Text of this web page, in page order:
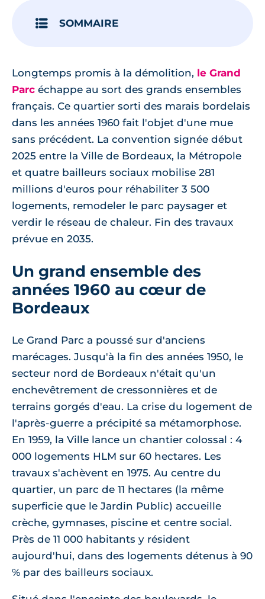
SOMMAIRE
Longtemps promis à la démolition, le Grand
Parc échappe au sort des grands ensembles
français. Ce quartier sorti des marais bordelais
dans les années 1960 fait l'objet d'une mue
sans précédent. La convention signée début
2025 entre la Ville de Bordeaux, la Métropole
et quatre bailleurs sociaux mobilise 281
millions d'euros pour réhabiliter 3 500
logements, remodeler le parc paysager et
verdir le réseau de chaleur. Fin des travaux
prévue en 2035.
Un grand ensemble des
années 1960 au cœur de
Bordeaux
Le Grand Parc a poussé sur d'anciens
marécages. Jusqu'à la fin des années 1950, le
secteur nord de Bordeaux n'était qu'un
enchevêtrement de cressonnières et de
terrains gorgés d'eau. La crise du logement de
l'après-guerre a précipité sa métamorphose.
En 1959, la Ville lance un chantier colossal : 4
000 logements HLM sur 60 hectares. Les
travaux s'achèvent en 1975. Au centre du
quartier, un parc de 11 hectares (la même
superficie que le Jardin Public) accueille
crèche, gymnases, piscine et centre social.
Près de 11 000 habitants y résident
aujourd'hui, dans des logements détenus à 90
% par des bailleurs sociaux.